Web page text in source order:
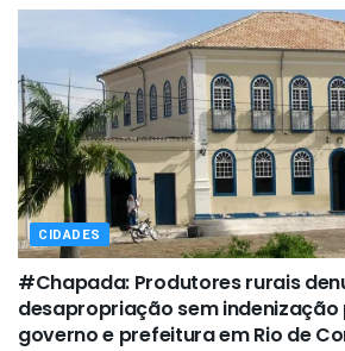
CIDADES
#Chapada: Produtores rurais
desapropriação sem
governo e prefeitura em Rio de